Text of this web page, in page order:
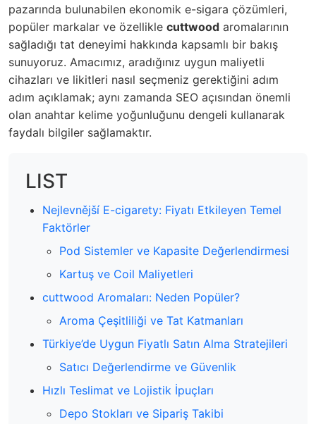
pazarında bulunabilen ekonomik e-sigara çözümleri,
popüler markalar ve özellikle cuttwood aromalarının
sağladığı tat deneyimi hakkında kapsamlı bir bakış
sunuyoruz. Amacımız, aradığınız uygun maliyetli
cihazları ve likitleri nasıl seçmeniz gerektiğini adım
adım açıklamak; aynı zamanda SEO açısından önemli
olan anahtar kelime yoğunluğunu dengeli kullanarak
faydalı bilgiler sağlamaktır.
LIST
Nejlevnější E-cigarety: Fiyatı Etkileyen Temel
Faktörler
Pod Sistemler ve Kapasite Değerlendirmesi
Kartuş ve Coil Maliyetleri
cuttwood Aromaları: Neden Popüler?
Aroma Çeşitliliği ve Tat Katmanları
Türkiye’de Uygun Fiyatlı Satın Alma Stratejileri
Satıcı Değerlendirme ve Güvenlik
Hızlı Teslimat ve Lojistik İpuçları
Depo Stokları ve Sipariş Takibi